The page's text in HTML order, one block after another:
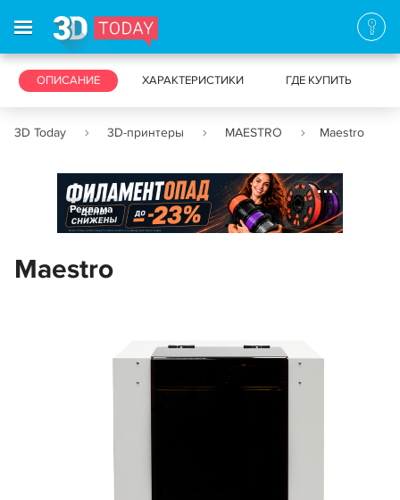
3D-ПРИНТЕРЫ 3D-СКАНЕРЫ
ОПИСАНИЕ ХАРАКТЕРИСТИКИ ГДЕ КУПИТЬ
3D Today 3D-принтеры MAESTRO Maestro
Реклама
Maestro